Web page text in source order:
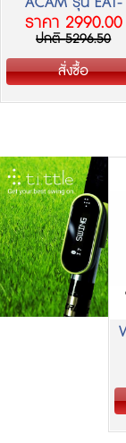
M100T193
ราคา 2990.00
ปกติ5296.50
สั่งซื้อ